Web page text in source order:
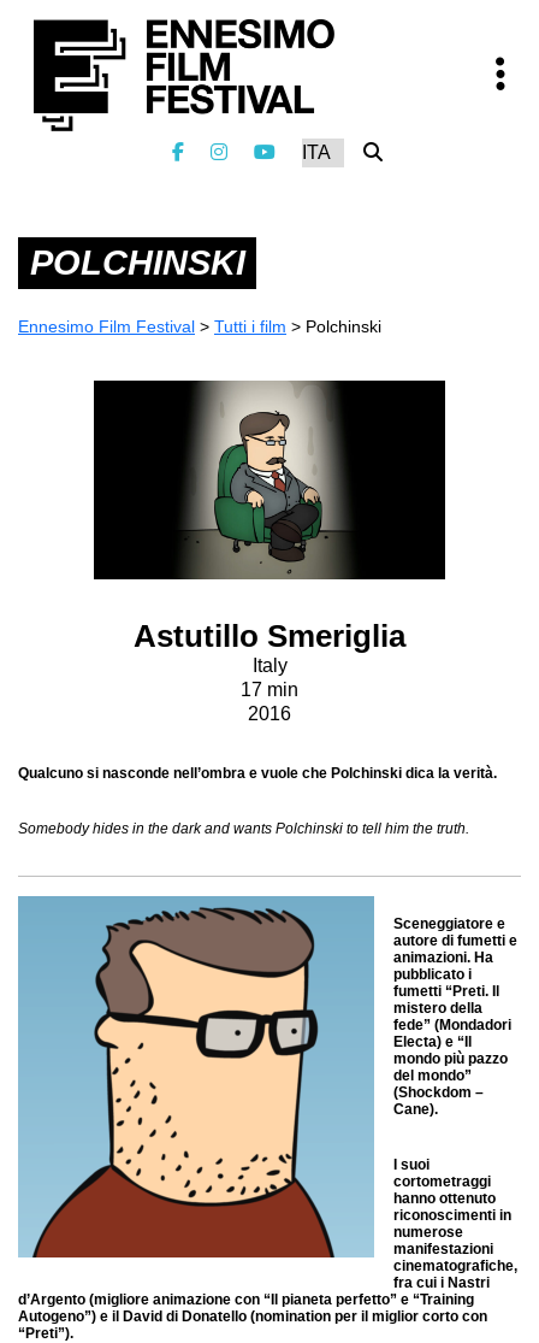
POLCHINSKI
Ennesimo Film Festival > Tutti i film > Polchinski
Astutillo Smeriglia
Italy
17 min
2016
​​Qualcuno si nasconde nell’ombra e vuole che Polchinski dica la verità.
​​Somebody hides in the dark and wants Polchinski to tell him the truth.
Sceneggiatore e
autore di fumetti e
animazioni. Ha
pubblicato i
fumetti “Preti. Il
mistero della
fede” (Mondadori
Electa) e “Il
mondo più pazzo
del mondo”
(Shockdom –
Cane).
I suoi
cortometraggi
hanno ottenuto
riconoscimenti in
numerose
manifestazioni
cinematografiche,
fra cui i Nastri
d’Argento (migliore animazione con “Il pianeta perfetto” e “Training
Autogeno”) e il David di Donatello (nomination per il miglior corto con
“Preti”).